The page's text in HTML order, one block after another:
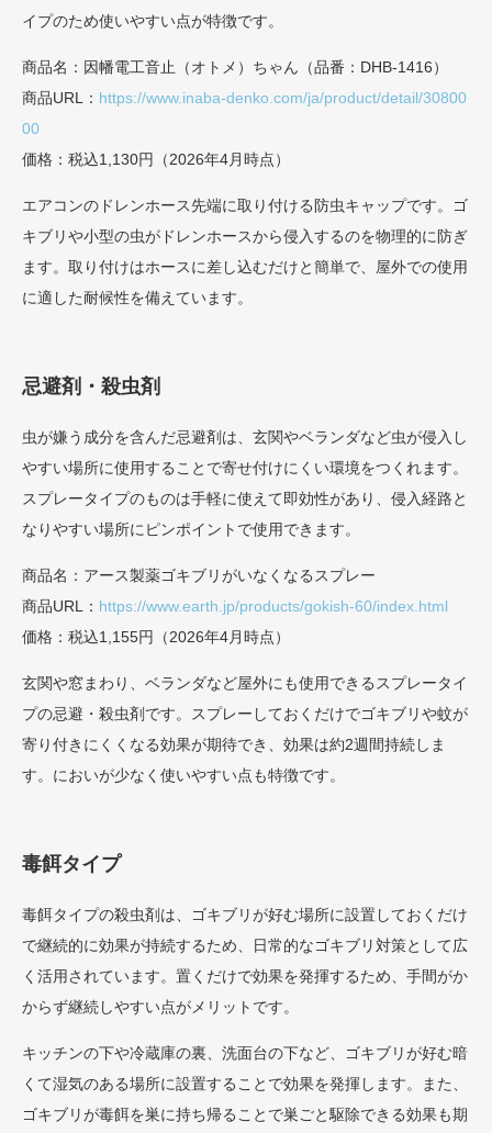
イプのため使いやすい点が特徴です。
商品名：因幡電工音止（オトメ）ちゃん（品番：DHB-1416）
商品URL： https://www.inaba-denko.com/ja/product/detail/30800
00
価格：税込1,130円（2026年4月時点）
エアコンのドレンホース先端に取り付ける防虫キャップです。ゴ
キブリや小型の虫がドレンホースから侵入するのを物理的に防ぎ
ます。取り付けはホースに差し込むだけと簡単で、屋外での使用
に適した耐候性を備えています。
忌避剤・殺虫剤
虫が嫌う成分を含んだ忌避剤は、玄関やベランダなど虫が侵入し
やすい場所に使用することで寄せ付けにくい環境をつくれます。
スプレータイプのものは手軽に使えて即効性があり、侵入経路と
なりやすい場所にピンポイントで使用できます。
商品名：アース製薬ゴキブリがいなくなるスプレー
商品URL： https://www.earth.jp/products/gokish-60/index.html
価格：税込1,155円（2026年4月時点）
玄関や窓まわり、ベランダなど屋外にも使用できるスプレータイ
プの忌避・殺虫剤です。スプレーしておくだけでゴキブリや蚊が
寄り付きにくくなる効果が期待でき、効果は約2週間持続しま
す。においが少なく使いやすい点も特徴です。
毒餌タイプ
毒餌タイプの殺虫剤は、ゴキブリが好む場所に設置しておくだけ
で継続的に効果が持続するため、日常的なゴキブリ対策として広
く活用されています。置くだけで効果を発揮するため、手間がか
からず継続しやすい点がメリットです。
キッチンの下や冷蔵庫の裏、洗面台の下など、ゴキブリが好む暗
くて湿気のある場所に設置することで効果を発揮します。また、
ゴキブリが毒餌を巣に持ち帰ることで巣ごと駆除できる効果も期